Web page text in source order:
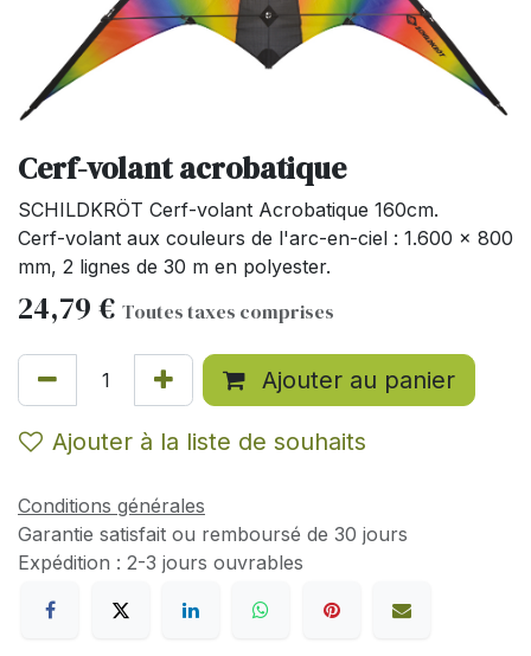
Cerf-volant acrobatique
SCHILDKRÖT Cerf-volant Acrobatique 160cm.
Cerf-volant aux couleurs de l'arc-en-ciel : 1.600 x 800
mm, 2 lignes de 30 m en polyester.
24,79 € Toutes taxes comprises
Ajouter au panier
Ajouter à la liste de souhaits
Conditions générales
Garantie satisfait ou remboursé de 30 jours
Expédition : 2-3 jours ouvrables